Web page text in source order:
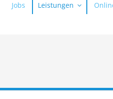
Jobs Leistungen